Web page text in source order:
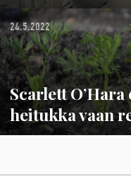
24.5.2022
Scarlett
heitukka vaan